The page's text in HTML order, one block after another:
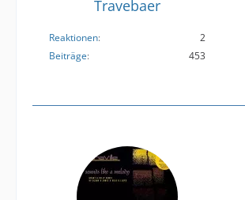
Travebaer
Reaktionen
2
Beiträge
453